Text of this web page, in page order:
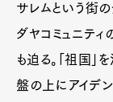
サレムという街
ダヤコミュニテ
も迫る。「祖国」
盤の上にアイデ